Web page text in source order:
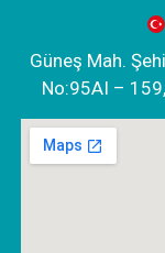
Güneş Mah.
No:95AI –